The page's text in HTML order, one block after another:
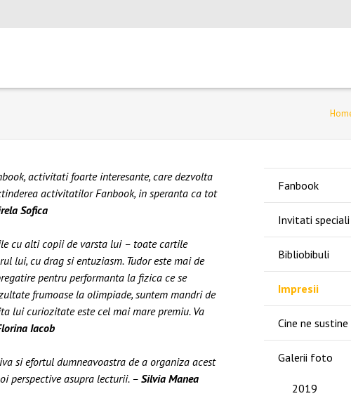
activitati foarte interesante, care dezvolta
activitatilor Fanbook, in speranta ca tot
Sofica
cu alti copii de varsta lui – toate cartile
lui, cu drag si entuziasm. Tudor este mai de
pentru performanta la fizica ce se
frumoase la olimpiade, suntem mandri de
lui curiozitate este cel mai mare premiu. Va
Iacob
si efortul dumneavoastra de a organiza acest
perspective asupra lecturii. – Silvia Manea
Fanbook
Invitati speciali
Bibliobibuli
Impresii
Cine ne sustine
Galerii foto
2019